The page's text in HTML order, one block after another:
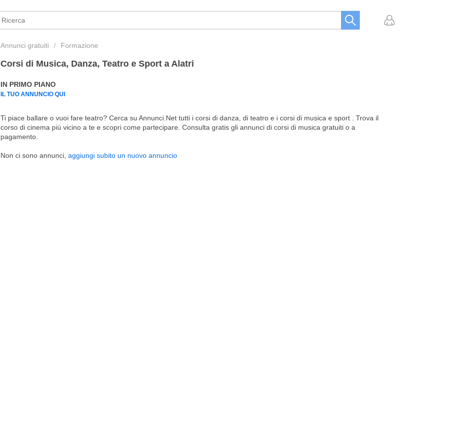
Annunci gratuiti Formazione
Corsi di Musica, Danza, Teatro e Sport a Alatri
IN PRIMO PIANO
IL TUO ANNUNCIO QUI
Ti piace ballare o vuoi fare teatro? Cerca su Annunci.Net tutti i corsi di danza, di teatro e i corsi di musica e sport . Trova il
corso di cinema più vicino a te e scopri come partecipare. Consulta gratis gli annunci di corsi di musica gratuiti o a
pagamento.
Non ci sono annunci, aggiungi subito un nuovo annuncio